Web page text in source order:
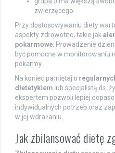
zwierzęcego.
Przy dostosowywaniu diety
aspekty zdrowotne, takie jak
pokarmowe . Prowadzenie
być pomocne w monitorowaniu
pokarmy.
Na koniec pamiętaj o
dietetykiem lub specjalistą ds.
ekspertem pozwoli lepiej
indywidualnych potrzeb oraz
w jej wdrażaniu.
Jak zbilansować dietę